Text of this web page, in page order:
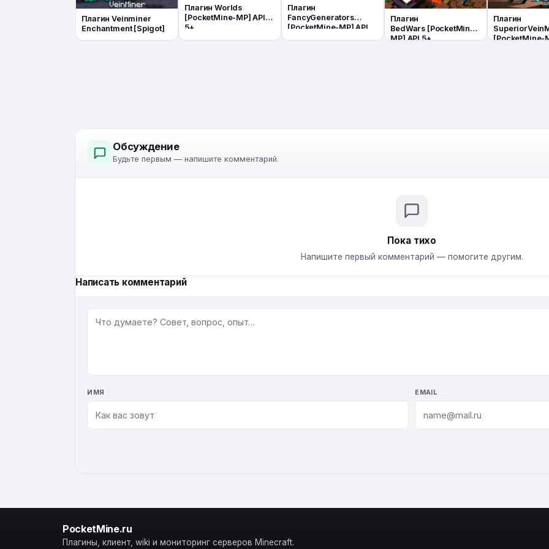
Плагин Veinminer
Enchantment [Spigot]
Плагин Worlds
[PocketMine-MP] API
5+
Плагин
FancyGenerators
[PocketMine-MP] API
Плагин
BedWars [PocketMine-
MP] API 5+
Плагин
[PocketMine-
Обсуждение
Будьте первым — напишите комментарий.
Пока тихо
Напишите первый комментарий — помогите другим.
Написать комментарий
КОММЕНТАРИЙ
ИМЯ EMAIL
PocketMine.ru
Плагины, клиент, wiki и мониторинг серверов Minecraft.